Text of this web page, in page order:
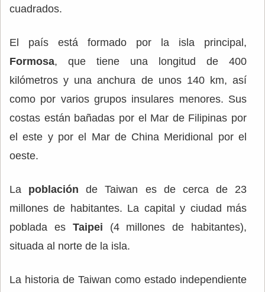
cuadrados.
El país está formado por la isla principal,
Formosa, que tiene una longitud de 400
kilómetros y una anchura de unos 140 km, así
como por varios grupos insulares menores. Sus
costas están bañadas por el Mar de Filipinas por
el este y por el Mar de China Meridional por el
oeste.
La población de Taiwan es de cerca de 23
millones de habitantes. La capital y ciudad más
poblada es Taipei (4 millones de habitantes),
situada al norte de la isla.
La historia de Taiwan como estado independiente